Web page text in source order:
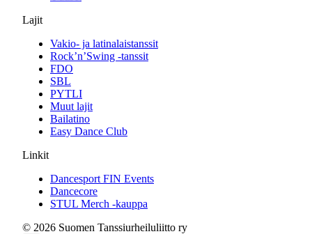
Lajit
Vakio- ja latinalaistanssit
Rock’n’Swing -tanssit
FDO
SBL
PYTLI
Muut lajit
Bailatino
Easy Dance Club
Linkit
Dancesport FIN Events
Dancecore
STUL Merch -kauppa
© 2026 Suomen Tanssiurheiluliitto ry